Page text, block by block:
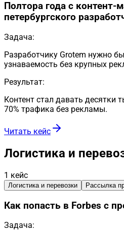
Полтора года с
петербургского
Задача:
Разработчику Grotem нужно
узнаваемость без крупных
Результат:
Контент стал давать десятки
70% трафика без рекламы.
Читать кейс
Логистика и
1 кейс
Логистика и перевозки Рассылка
Как попасть в Forbes с
Задача: